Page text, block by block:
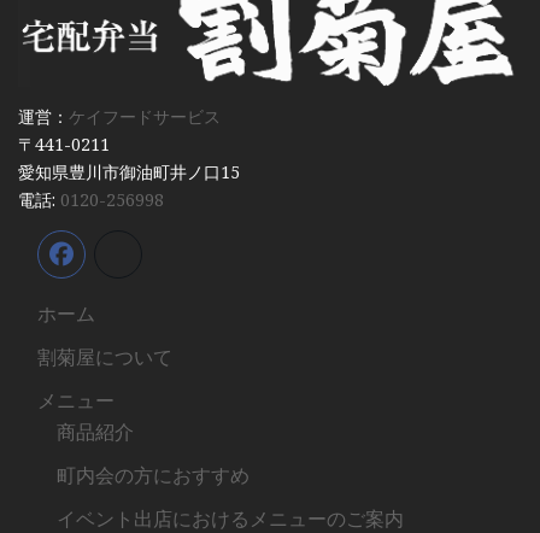
運営： ケイフードサービス
〒441-0211
愛知県豊川市御油町井ノ口15
電話: 0120-256998
ホーム
割菊屋について
メニュー
商品紹介
町内会の方におすすめ
イベント出店におけるメニューのご案内